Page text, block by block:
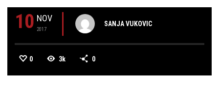
10 NOV
2017
SANJA VUKOVIC
0 3k 0